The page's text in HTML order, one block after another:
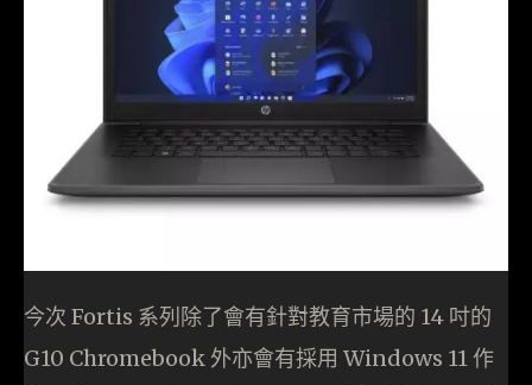
今次 Fortis 系列除了會有針對教育市場的 14 吋的
G10 Chromebook 外亦會有採用 Windows 11 作